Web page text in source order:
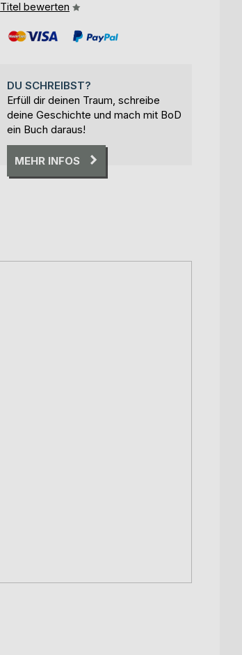
Titel bewerten
DU SCHREIBST?
Erfüll dir deinen Traum, schreibe
deine Geschichte und mach mit BoD
ein Buch daraus!
MEHR INFOS